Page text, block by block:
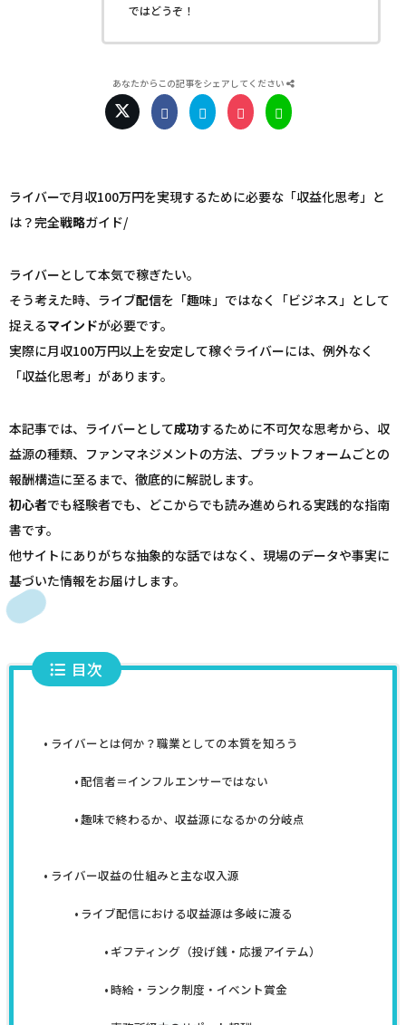
ではどうぞ！
あなたからこの記事をシェアしてください
ライバーで月収100万円を実現するために必要な「収益化思考」と
は？完全戦略ガイド/
ライバーとして本気で稼ぎたい――。
そう考えた時、ライブ配信を「趣味」ではなく「ビジネス」として
捉えるマインドが必要です。
実際に月収100万円以上を安定して稼ぐライバーには、例外なく
「収益化思考」があります。
本記事では、ライバーとして成功するために不可欠な思考から、収
益源の種類、ファンマネジメントの方法、プラットフォームごとの
報酬構造に至るまで、徹底的に解説します。
初心者でも経験者でも、どこからでも読み進められる実践的な指南
書です。
他サイトにありがちな抽象的な話ではなく、現場のデータや事実に
基づいた情報をお届けします。
目次
ライバーとは何か？職業としての本質を知ろう
配信者＝インフルエンサーではない
趣味で終わるか、収益源になるかの分岐点
ライバー収益の仕組みと主な収入源
ライブ配信における収益源は多岐に渡る
ギフティング（投げ銭・応援アイテム）
時給・ランク制度・イベント賞金